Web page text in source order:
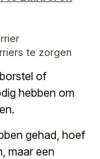
te zorgen
of
hebben om
gehad, hoef
maar een